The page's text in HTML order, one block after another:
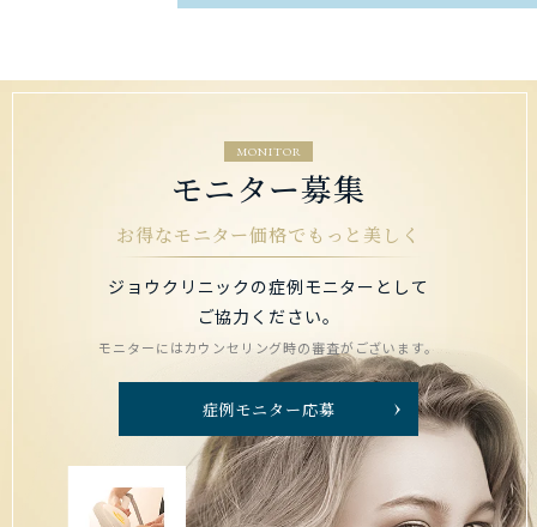
MONITOR
モニター募集
お得なモニター価格でもっと美しく
ジョウクリニックの症例モニターとして
ご協力ください。
モニターにはカウンセリング時の審査がございます。
症例モニター応募